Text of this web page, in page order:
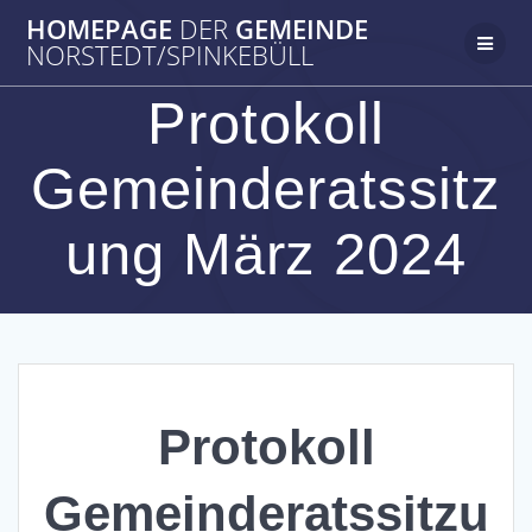
Inhalt
springen
HOMEPAGE DER GEMEINDE
NORSTEDT/SPINKEBÜLL
Protokoll
Gemeinderatssitz
ung März 2024
Protokoll
Gemeinderatssitzu